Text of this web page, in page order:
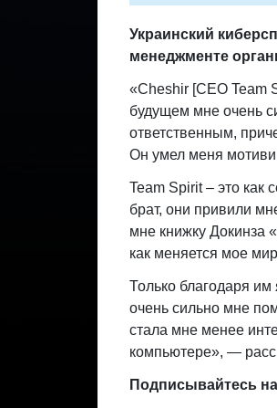
Украинский
менеджменте
«Cheshir [CEO Team
будущем мне очень
ответственным,
Он умел меня
Team Spirit – это как
брат, они привили
мне книжку Докинза
как меняется мое
Только благодаря им
очень сильно мне
стала мне менее
компьютере», —
Подписывайтесь